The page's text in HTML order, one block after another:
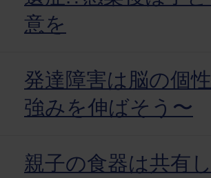
意を
発達障害は脳の個
強みを伸ばそう〜
親子の食器は共有